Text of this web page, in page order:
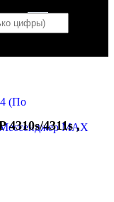
(По
MAX
4310s/4311s ,